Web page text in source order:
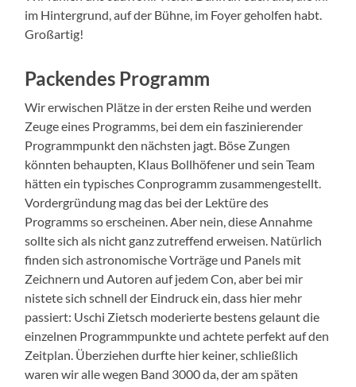
im Hintergrund, auf der Bühne, im Foyer geholfen habt.
Großartig!
Packendes Programm
Wir erwischen Plätze in der ersten Reihe und werden
Zeuge eines Programms, bei dem ein faszinierender
Programmpunkt den nächsten jagt. Böse Zungen
könnten behaupten, Klaus Bollhöfener und sein Team
hätten ein typisches Conprogramm zusammengestellt.
Vordergründung mag das bei der Lektüre des
Programms so erscheinen. Aber nein, diese Annahme
sollte sich als nicht ganz zutreffend erweisen. Natürlich
finden sich astronomische Vorträge und Panels mit
Zeichnern und Autoren auf jedem Con, aber bei mir
nistete sich schnell der Eindruck ein, dass hier mehr
passiert: Uschi Zietsch moderierte bestens gelaunt die
einzelnen Programmpunkte und achtete perfekt auf den
Zeitplan. Überziehen durfte hier keiner, schließlich
waren wir alle wegen Band 3000 da, der am späten